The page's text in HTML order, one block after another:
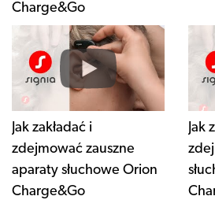
Charge&Go
Jak zakładać i
zdejmować zauszne
aparaty słuchowe Orion
Charge&Go
Jak